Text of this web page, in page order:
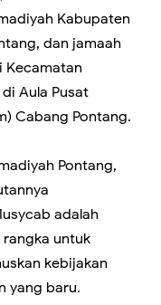
Kabupaten
dan jamaah
Kecamatan
Aula Pusat
Cabang Pontang.
Pontang,
adalah
rangka untuk
kebijakan
yang baru.